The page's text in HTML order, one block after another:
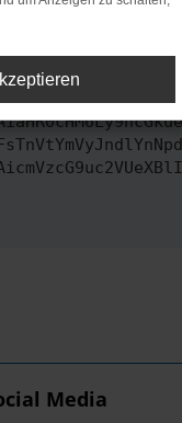
uns diesen
Media